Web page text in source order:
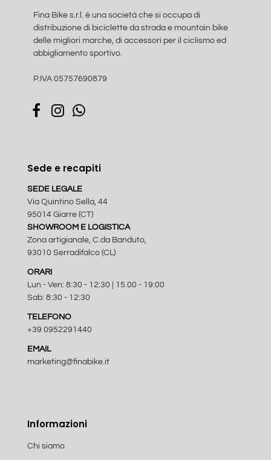
Fina Bike s.r.l. è una società che si occupa di
distribuzione di biciclette da strada e mountain bike
delle migliori marche, di accessori per il ciclismo ed
abbigliamento sportivo.
P.IVA 05757690879
Sede e recapiti
SEDE LEGALE
Via Quintino Sella, 44
95014 Giarre (CT)
SHOWROOM E LOGISTICA
Zona artigianale, C.da Banduto,
93010 Serradifalco (CL)
ORARI
Lun - Ven: 8:30 - 12:30 | 15.00 - 19:00
Sab: 8:30 - 12:30
TELEFONO
+39 0952291440
EMAIL
marketing@finabike.it
Informazioni
Chi siamo